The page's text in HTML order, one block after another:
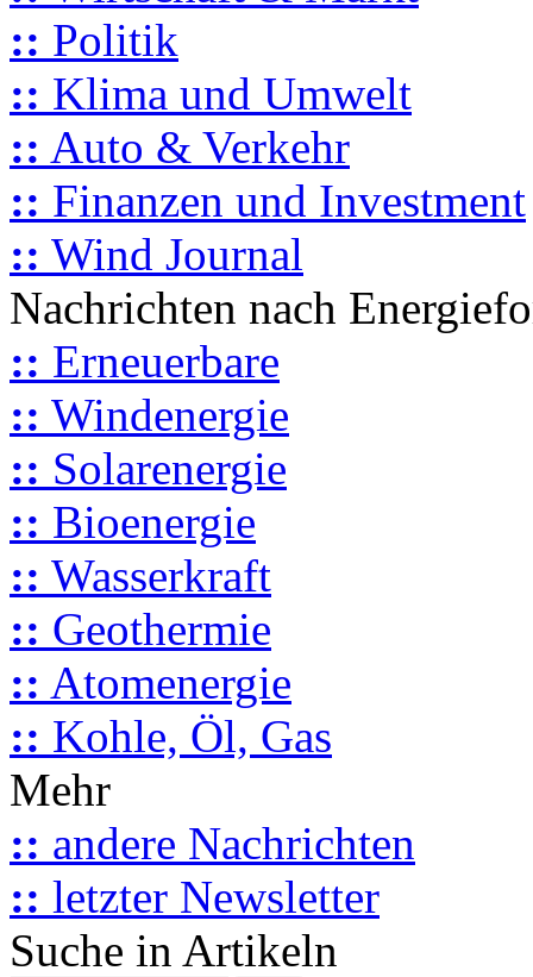
:: Politik
:: Klima und Umwelt
:: Auto & Verkehr
:: Finanzen und Investment
:: Wind Journal
Nachrichten nach
:: Erneuerbare
:: Windenergie
:: Solarenergie
:: Bioenergie
:: Wasserkraft
:: Geothermie
:: Atomenergie
:: Kohle, Öl, Gas
Mehr
:: andere Nachrichten
:: letzter Newsletter
Suche in Artikeln